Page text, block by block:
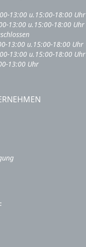
u.15:00-18:00 Uhr
13:00 u.15:00-18:00 Uhr
13:00 u.15:00-18:00 Uhr
u.15:00-18:00 Uhr
13:00 Uhr